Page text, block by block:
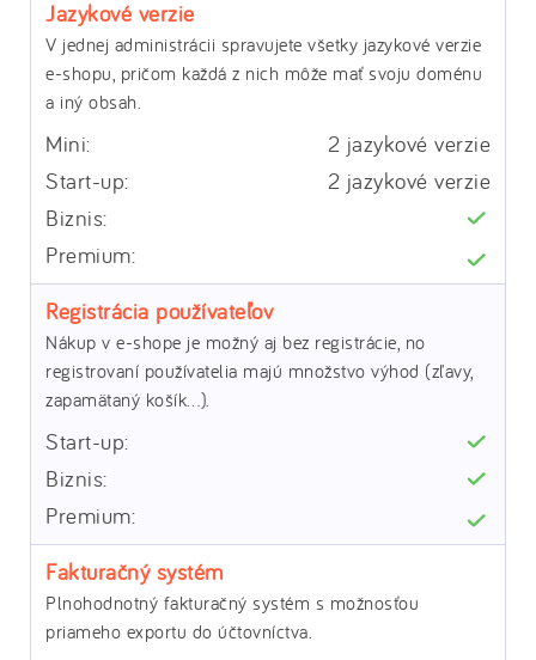
Jazykové verzie
V jednej administrácii spravujete všetky jazykové verzie
e-shopu, pričom každá z nich môže mať svoju doménu
a iný obsah.
2 jazykové verzie
2 jazykové verzie
Registrácia používateľov
Nákup v e-shope je možný aj bez registrácie, no
registrovaní používatelia majú množstvo výhod (zľavy,
zapamätaný košík…).
Fakturačný systém
Plnohodnotný fakturačný systém s možnosťou
priameho exportu do účtovníctva.